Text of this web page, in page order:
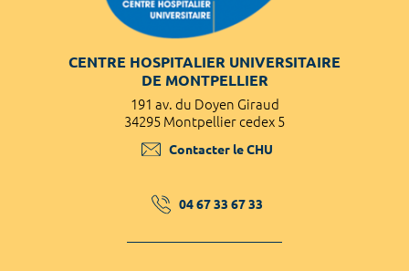
CENTRE HOSPITALIER UNIVERSITAIRE
DE MONTPELLIER
191 av. du Doyen Giraud
34295 Montpellier cedex 5
Contacter le CHU
04 67 33 67 33